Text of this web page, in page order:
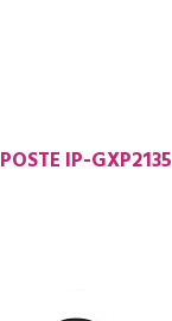
POSTE IP-GXP2135